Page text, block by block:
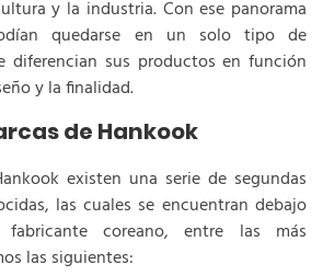
y la industria. Con ese panorama
quedarse en un solo tipo de
diferencian sus productos en función
y la finalidad.
de Hankook
existen una serie de segundas
las cuales se encuentran debajo
coreano, entre las más
las siguientes: